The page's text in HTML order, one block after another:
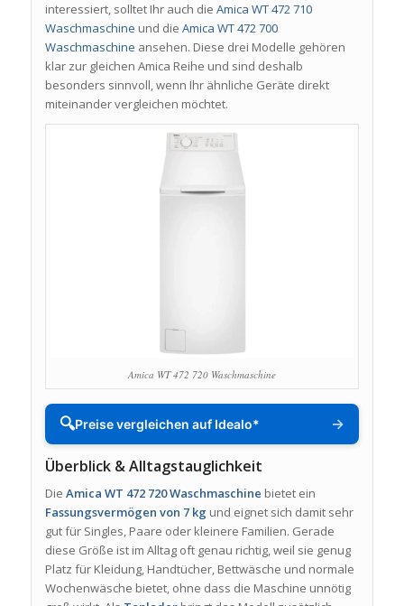
interessiert, solltet Ihr auch die Amica WT 472 710
Waschmaschine und die Amica WT 472 700
Waschmaschine ansehen. Diese drei Modelle gehören
klar zur gleichen Amica Reihe und sind deshalb
besonders sinnvoll, wenn Ihr ähnliche Geräte direkt
miteinander vergleichen möchtet.
Amica WT 472 720 Waschmaschine
🔍Preise vergleichen auf Idealo* →
Überblick & Alltagstauglichkeit
Die Amica WT 472 720 Waschmaschine bietet ein
Fassungsvermögen von 7 kg und eignet sich damit sehr
gut für Singles, Paare oder kleinere Familien. Gerade
diese Größe ist im Alltag oft genau richtig, weil sie genug
Platz für Kleidung, Handtücher, Bettwäsche und normale
Wochenwäsche bietet, ohne dass die Maschine unnötig